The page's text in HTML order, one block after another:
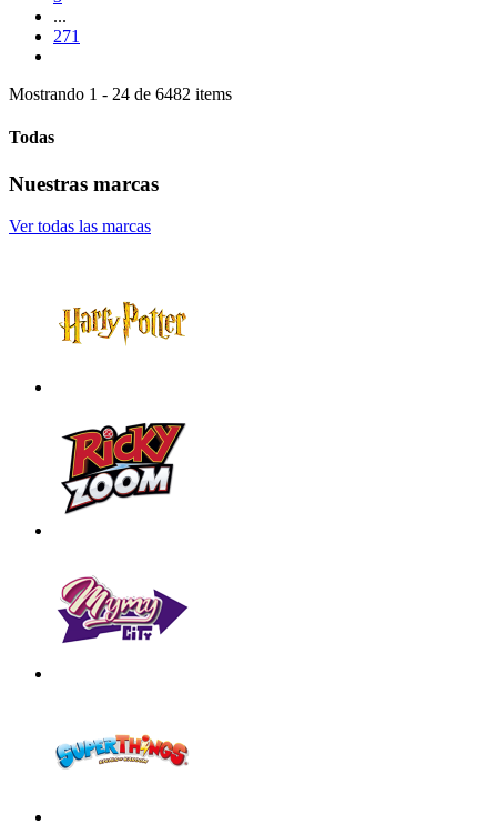
...
271
Mostrando 1 - 24 de 6482 items
Todas
Nuestras marcas
Ver todas las marcas